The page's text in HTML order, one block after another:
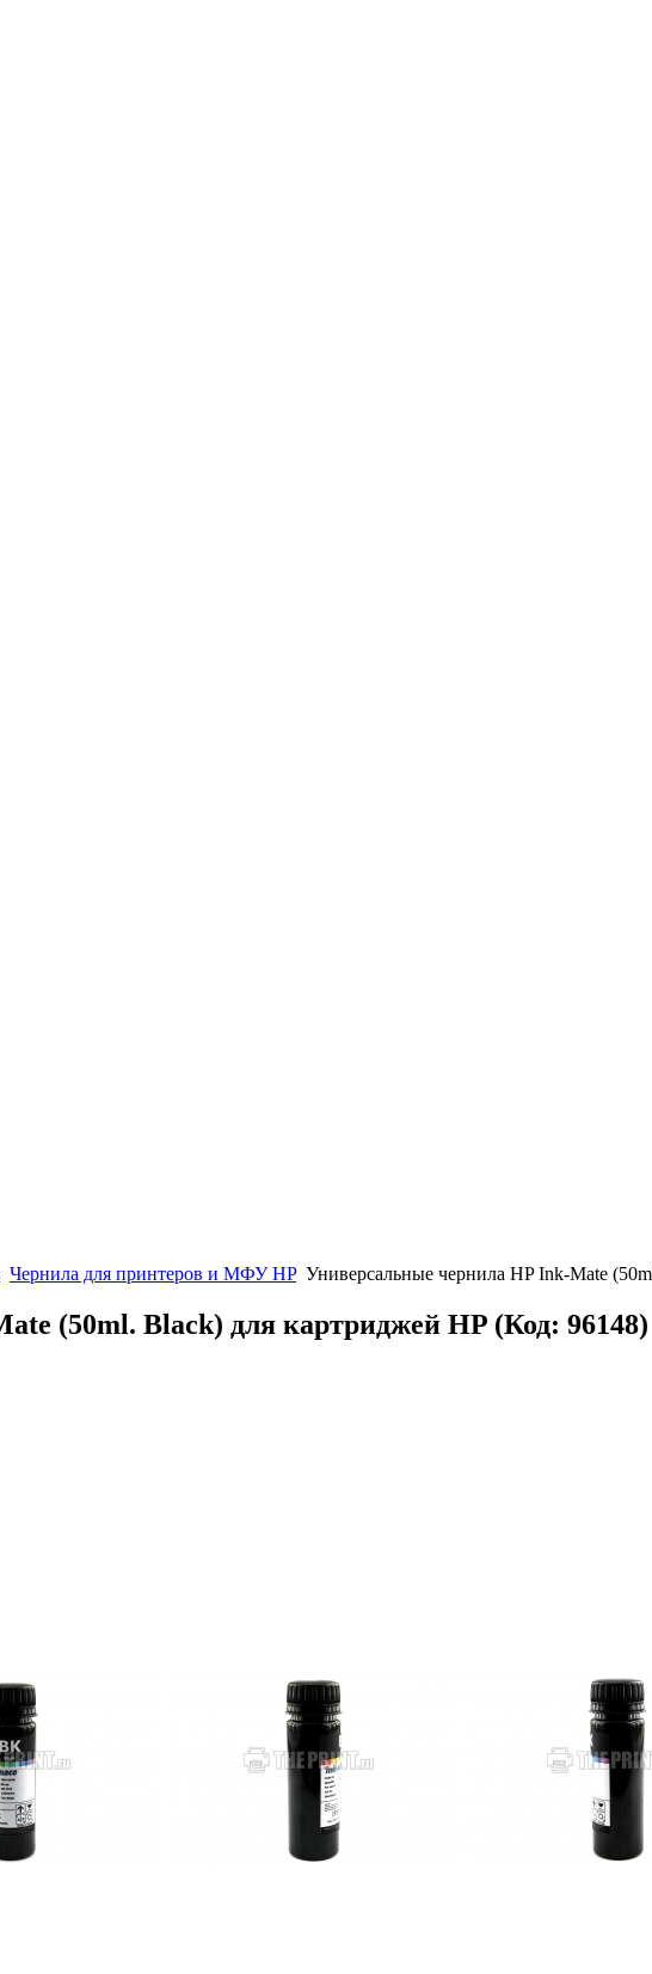
Чернила для принтеров и МФУ HP Универсальные чернила HP Ink-Mate
(50ml. Black) для картриджей HP (Код: 96148)